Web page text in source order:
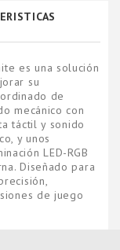
es una solución
su
de
mecánico con
táctil y sonido
y unos
LED-RGB
Diseñado para
de juego